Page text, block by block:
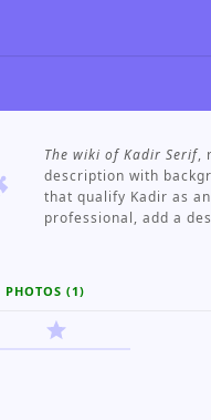
The wiki of Kadir Serif,
description with
that qualify Kadir as
professional, add a
PHOTOS (1)